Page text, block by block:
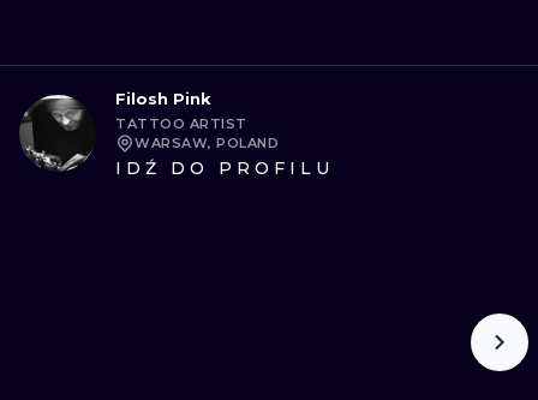
Filosh Pink
TATTOO ARTIST
WARSAW, POLAND
IDŹ DO PROFILU